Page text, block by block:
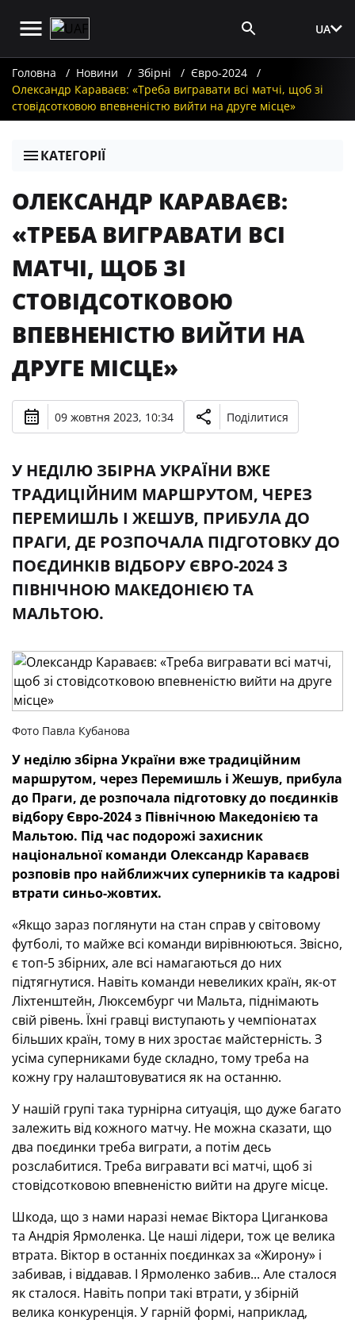
UA
Головна Новини Збірні
Євро-2024
Олександр Караваєв: «Треба вигравати всі матчі, щоб зі
стовідсотковою впевненістю вийти на друге місце»
КАТЕГОРІЇ
ОЛЕКСАНДР КАРАВАЄВ:
«ТРЕБА ВИГРАВАТИ ВСІ
МАТЧІ, ЩОБ ЗІ
СТОВІДСОТКОВОЮ
ВПЕВНЕНІСТЮ ВИЙТИ НА
ДРУГЕ МІСЦЕ»
09 жовтня 2023, 10:34 Поділитися
У НЕДІЛЮ ЗБІРНА УКРАЇНИ ВЖЕ
ТРАДИЦІЙНИМ МАРШРУТОМ, ЧЕРЕЗ
ПЕРЕМИШЛЬ І ЖЕШУВ, ПРИБУЛА ДО
ПРАГИ, ДЕ РОЗПОЧАЛА ПІДГОТОВКУ ДО
ПОЄДИНКІВ ВІДБОРУ ЄВРО-2024 З
ПІВНІЧНОЮ МАКЕДОНІЄЮ ТА
МАЛЬТОЮ.
Фото Павла Кубанова
У неділю збірна України вже традиційним
маршрутом, через Перемишль і Жешув, прибула
до Праги, де розпочала підготовку до поєдинків
відбору Євро-2024 з Північною Македонією та
Мальтою. Під час подорожі захисник
національної команди Олександр Караваєв
розповів про найближчих суперників та кадрові
втрати синьо-жовтих.
«Якщо зараз поглянути на стан справ у світовому
футболі, то майже всі команди вирівнюються. Звісно,
є топ-5 збірних, але всі намагаються до них
підтягнутися. Навіть команди невеликих країн, як-от
Ліхтенштейн, Люксембург чи Мальта, піднімають
свій рівень. Їхні гравці виступають у чемпіонатах
більших країн, тому в них зростає майстерність. З
усіма суперниками буде складно, тому треба на
кожну гру налаштовуватися як на останню.
У нашій групі така турнірна ситуація, що дуже багато
залежить від кожного матчу. Не можна сказати, що
два поєдинки треба виграти, а потім десь
розслабитися. Треба вигравати всі матчі, щоб зі
стовідсотковою впевненістю вийти на друге місце.
Шкода, що з нами наразі немає Віктора Циганкова
та Андрія Ярмоленка. Це наші лідери, тож це велика
втрата. Віктор в останніх поєдинках за «Жирону» і
забивав, і віддавав. І Ярмоленко забив... Але сталося
як сталося. Навіть попри такі втрати, у збірній
велика конкуренція. У гарній формі, наприклад,